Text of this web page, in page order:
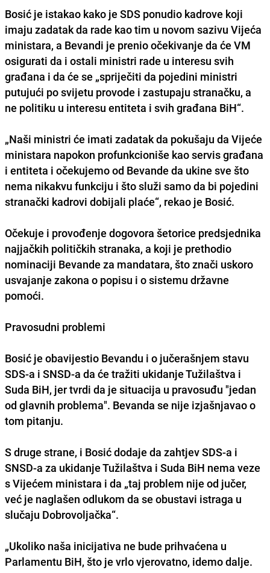
Bosić je istakao kako je SDS ponudio kadrove koji
imaju zadatak da rade kao tim u novom sazivu Vijeća
ministara, a Bevandi je prenio očekivanje da će VM
osigurati da i ostali ministri rade u interesu svih
građana i da će se „spriječiti da pojedini ministri
putujući po svijetu provode i zastupaju stranačku, a
ne politiku u interesu entiteta i svih građana BiH“.
„Naši ministri će imati zadatak da pokušaju da Vijeće
ministara napokon profunkcioniše kao servis građana
i entiteta i očekujemo od Bevande da ukine sve što
nema nikakvu funkciju i što služi samo da bi pojedini
stranački kadrovi dobijali plaće“, rekao je Bosić.
Očekuje i provođenje dogovora šetorice predsjednika
najjačkih političkih stranaka, a koji je prethodio
nominaciji Bevande za mandatara, što znači uskoro
usvajanje zakona o popisu i o sistemu državne
pomoći.
Pravosudni problemi
Bosić je obavijestio Bevandu i o jučerašnjem stavu
SDS-a i SNSD-a da će tražiti ukidanje Tužilaštva i
Suda BiH, jer tvrdi da je situacija u pravosuđu "jedan
od glavnih problema". Bevanda se nije izjašnjavao o
tom pitanju.
S druge strane, i Bosić dodaje da zahtjev SDS-a i
SNSD-a za ukidanje Tužilaštva i Suda BiH nema veze
s Vijećem ministara i da „taj problem nije od jučer,
već je naglašen odlukom da se obustavi istraga u
slučaju Dobrovoljačka“.
„Ukoliko naša inicijativa ne bude prihvaćena u
Parlamentu BiH, što je vrlo vjerovatno, idemo dalje.